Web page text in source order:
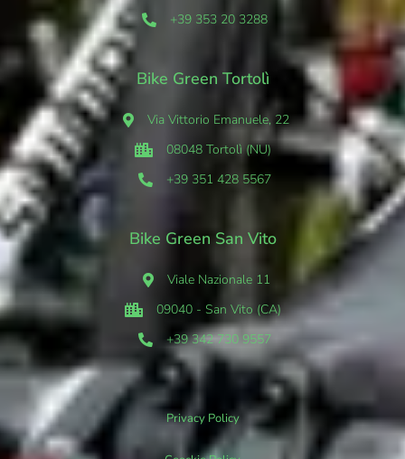
+39 353 20 3288
Bike Green Tortolì
Via Vittorio Emanuele, 22
08048 Tortolì (NU)
+39 351 428 5567
Bike Green San Vito
Viale Nazionale 11
09040 - San Vito (CA)
+39 342 730 9557
Privacy Policy